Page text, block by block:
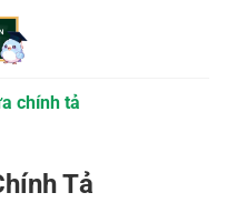
chính tả
Tả